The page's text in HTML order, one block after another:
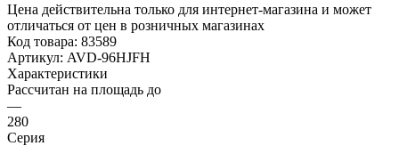
Цена действительна только для интернет-магазина и может
отличаться от цен в розничных магазинах
Код товара: 83589
Артикул: AVD-96HJFH
Характеристики
Рассчитан на площадь до
—
280
Серия